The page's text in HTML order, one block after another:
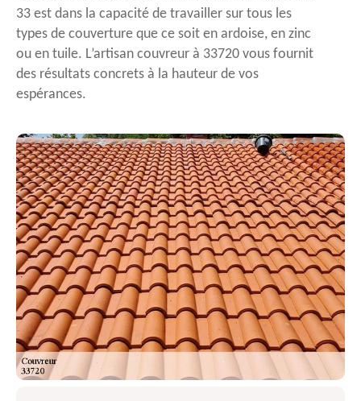
33 est dans la capacité de travailler sur tous les
types de couverture que ce soit en ardoise, en zinc
ou en tuile. L’artisan couvreur à 33720 vous fournit
des résultats concrets à la hauteur de vos
espérances.